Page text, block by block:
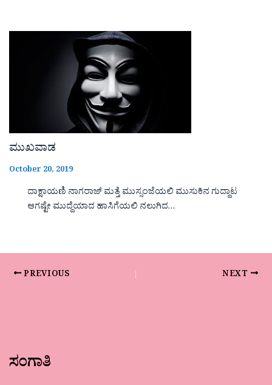
ಮುಖವಾಡ
October 20, 2019
ದಾಕ್ಷಾಯಣಿ ನಾಗರಾಜ್ ಮತ್ತೆ ಮುಸ್ಸಂಜೆಯಲಿ ಮುಸುಕಿನ ಗುದ್ದಾಟ
ಆಗಷ್ಟೇ ಮುದ್ದೆಯಾದ ಹಾಸಿಗೆಯಲಿ ನಲುಗಿದ…
PREVIOUS NEXT
ಸಂಗಾತಿ